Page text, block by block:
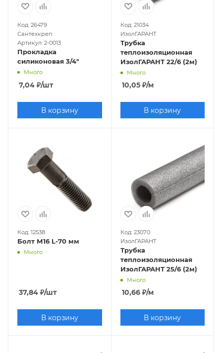
Код: 26479
Сантехкреп
Артикул: 2-0013
Прокладка
силиконовая 3/4"
Много
7,04 ₽/шт
В корзину
Код: 21034
ИзолГАРАНТ
Трубка
теплоизоляционная
ИзолГАРАНТ 22/6 (2м)
Много
10,05₽/м
В корзину
Код: 12538
Болт М16 L-70 мм
Много
37,84 ₽/шт
В корзину
Код: 23070
ИзолГАРАНТ
Трубка
теплоизоляционная
ИзолГАРАНТ 25/6 (2м)
Много
10,66₽/м
В корзину